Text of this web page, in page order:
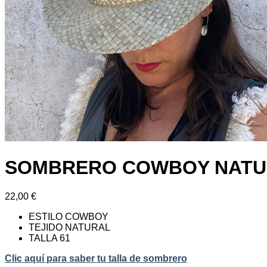
SOMBRERO COWBOY
22,00 €
ESTILO COWBOY
TEJIDO NATURAL
TALLA 61
Clic aquí para saber tu talla de sombrero